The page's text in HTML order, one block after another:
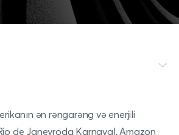
ən rəngarəng və enerjili
de Janeyroda Karnaval, Amazon